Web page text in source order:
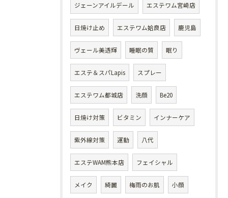
ジェーンアイルデール エステワム宮崎店
日焼け止め エステワム姶良店 鹿児島
ヴェール美透輝 睡眠の質 眠り
エステ＆スパLapis スプレー
エステワム都城店 洗顔 Be20
日焼け対策 ビタミン インナーケア
紫外線対策 運動 八代
エステWAM熊本店 フェイシャル
メイク 綺麗 梅雨のお肌 小顔